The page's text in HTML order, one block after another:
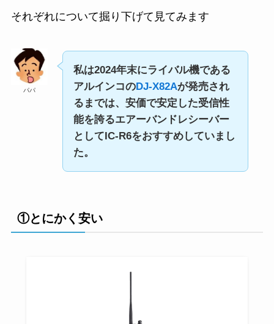
それぞれについて掘り下げて見てみます
パパ
私は2024年末にライバル機である
アルインコのDJ-X82Aが発売され
るまでは、安価で安定した受信性
能を誇るエアーバンドレシーバー
としてIC-R6をおすすめしていまし
た。
①とにかく安い